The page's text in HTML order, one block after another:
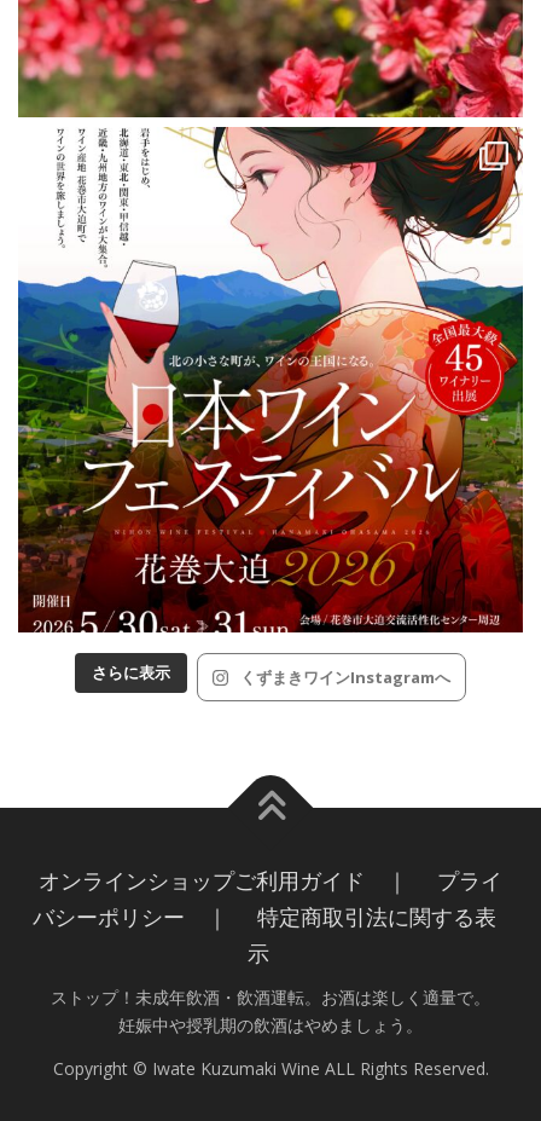
さらに表示 くずまきワインInstagramへ
オンラインショップご利用ガイド ｜
プライ
バシーポリシー ｜
特定商取引法に関する表
示
ストップ！未成年飲酒・飲酒運転。お酒は楽しく適量で。
妊娠中や授乳期の飲酒はやめましょう。
Copyright © Iwate Kuzumaki Wine ALL Rights Reserved.